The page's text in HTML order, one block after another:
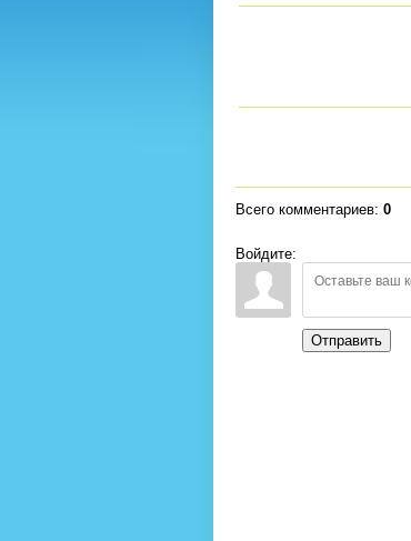
Всего комментариев: 0
Войдите:
Отправить